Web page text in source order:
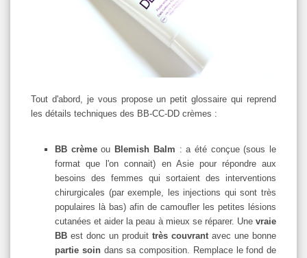
Tout d'abord, je vous propose un petit glossaire qui reprend
les détails techniques des BB-CC-DD crèmes :
BB crèmeou Blemish Balm : a été conçue (sous le
format que l'on connait) en Asie pour répondre aux
besoins des femmes qui sortaient des interventions
chirurgicales (par exemple, les injections qui sont très
populaires là bas) afin de camoufler les petites lésions
cutanées et aider la peau à mieux se réparer. Une vraie
BB est donc un produit très couvrant avec une bonne
partie soindans sa composition. Remplace le fond de